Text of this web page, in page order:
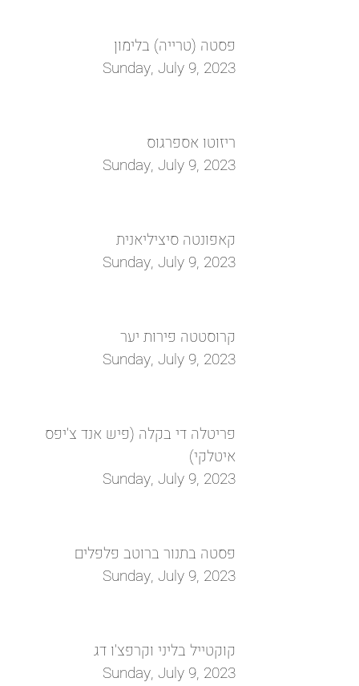
פסטה (טרייה) בלימון
Sunday, July 9, 2023
ריזוטו אספרגוס
Sunday, July 9, 2023
קאפונטה סיציליאנית
Sunday, July 9, 2023
קרוסטטה פירות יער
Sunday, July 9, 2023
פריטלה די בקלה (פיש אנד צ'יפס
איטלקי)‏
Sunday, July 9, 2023
פסטה בתנור ברוטב פלפלים
Sunday, July 9, 2023
קוקטייל בליני וקרפצ'ו דג
Sunday, July 9, 2023